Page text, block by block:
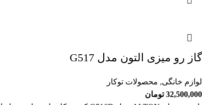
گاز رو میزی التون مدل G517
لوازم خانگی, محصولات توکار
32,500,000 تومان